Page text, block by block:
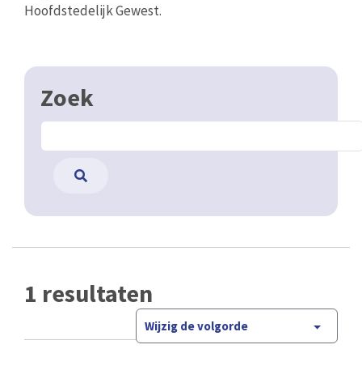
Hoofdstedelijk Gewest.
Zoek
1 resultaten
Wijzig de volgorde